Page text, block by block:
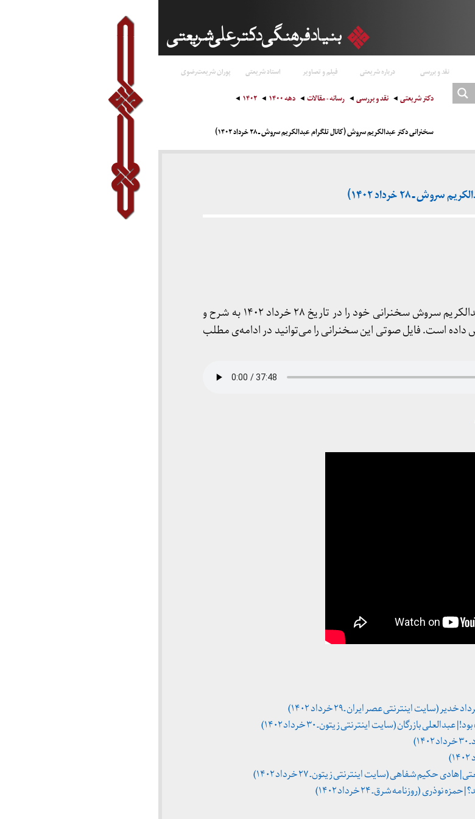
نقد و بررسی درباره شریعتی فیلم و تصاویر استاد شریعتی پوران شریعت‌رضوی
دکتر شریعتی نقد و بررسی رسانه - مقالات دهه ۱۴۰۰ ۱۴۰۲
سخنرانی دکتر عبدالکریم سروش (کانال تلگرام عبدالکریم سروش ـ ۲۸ خرداد ۱۴۰۲)
ـ ۲۸ خرداد ۱۴۰۲)
به مناسبت سالگرد شهادت شریعتی، دکتر عبدالکریم سروش سخنرانی خود را در تاریخ ۲۸ خرداد ۱۴۰۲ به شرح و
است. فایل صوتی این سخنرانی را می‌توانید در ادامه‌ی مطلب
اینترنتی عصر ایران ـ ۲۹ خرداد ۱۴۰۲)
بازرگان (سایت اینترنتی زیتون ـ ۳۰ خرداد ۱۴۰۲)
حکیم شفاهی (سایت اینترنتی زیتون ـ ۲۷ خرداد ۱۴۰۲)
(روزنامه شرق ـ ۲۴ خرداد ۱۴۰۲)